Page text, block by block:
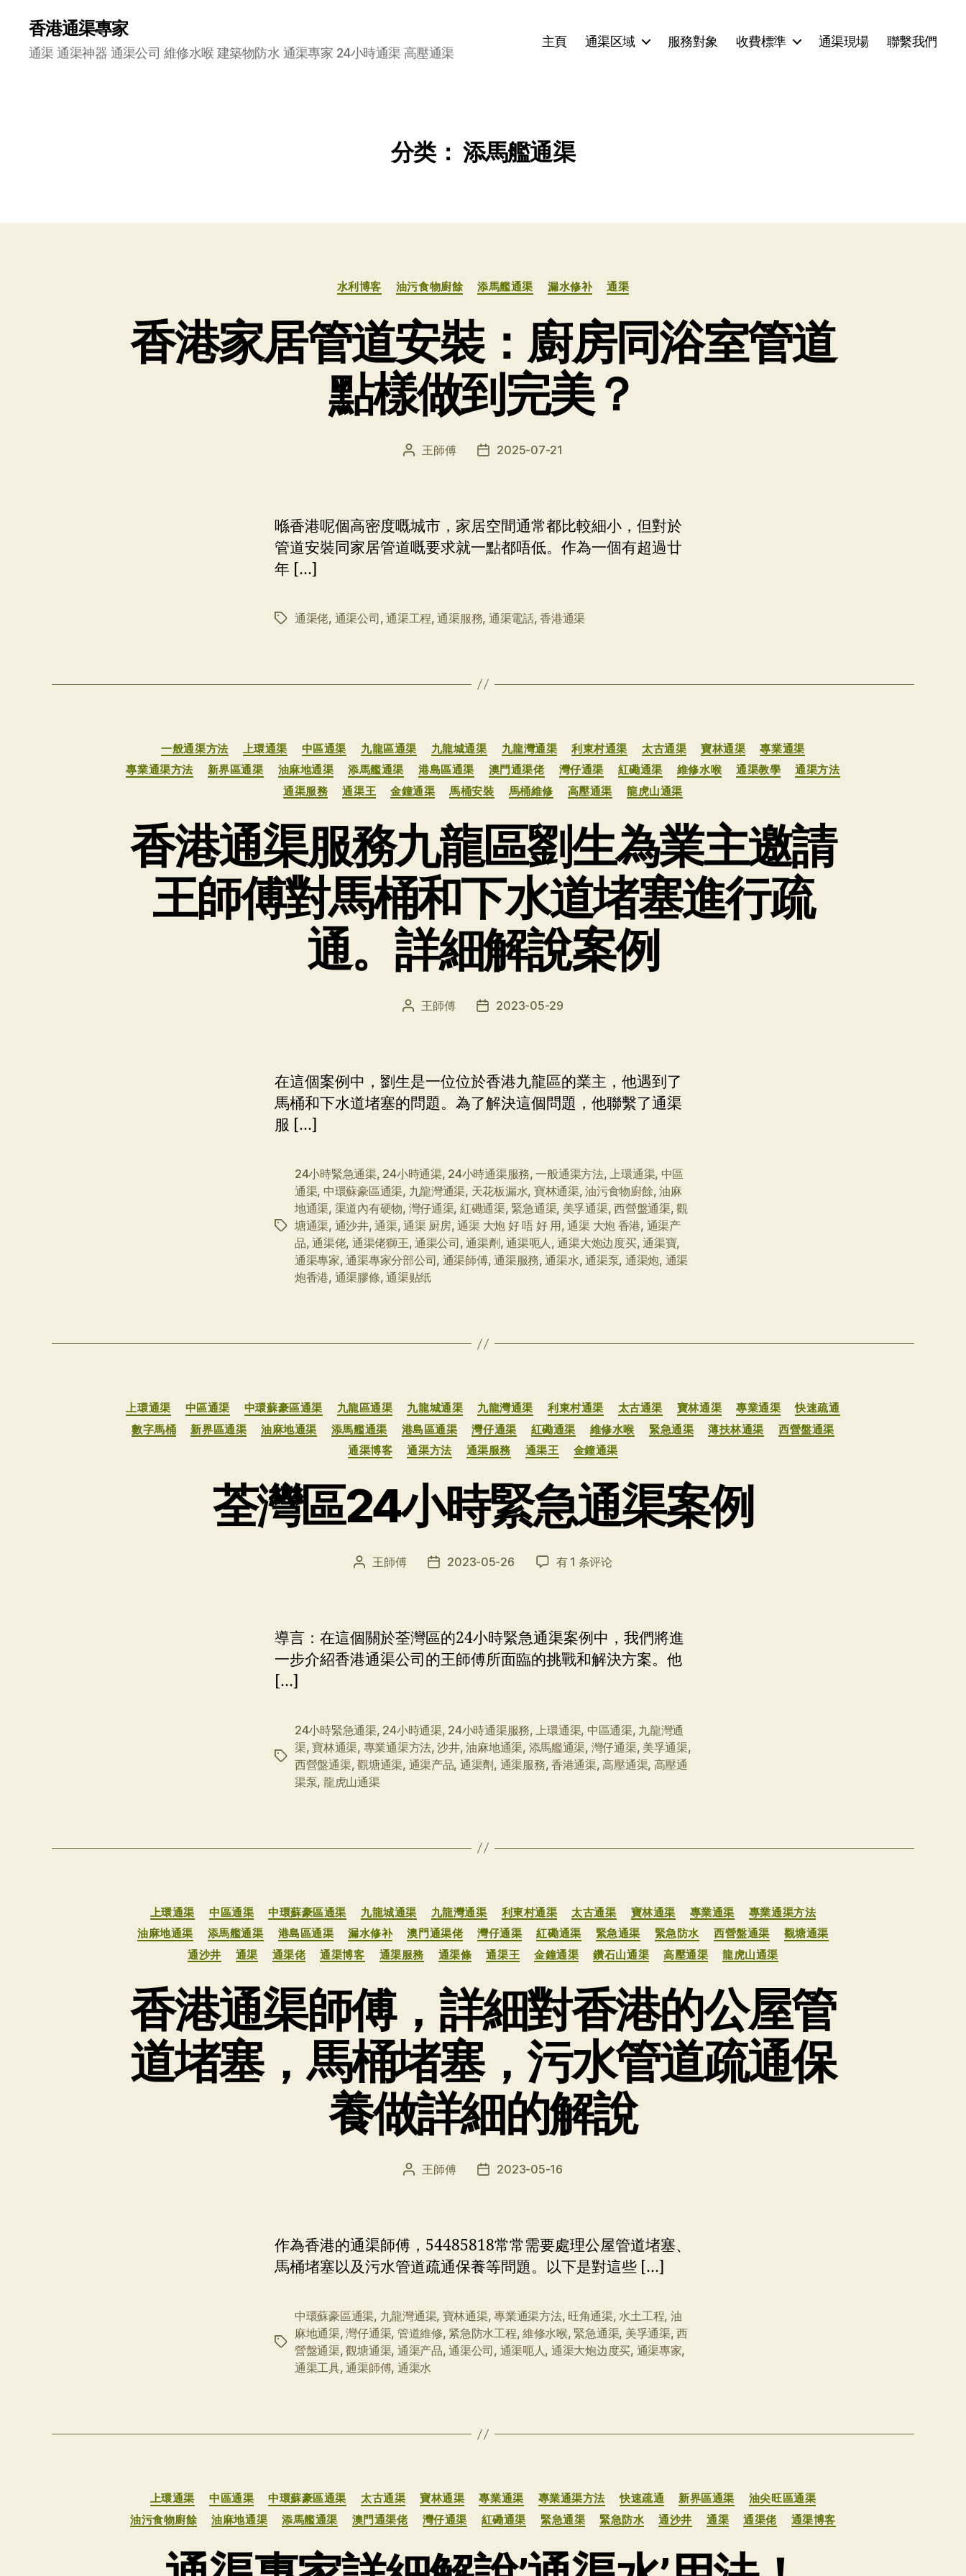
香港通渠專家
通渠 通渠神器 通渠公司 維修水喉 建築物防水 通渠專家 24小時通渠 高壓通渠
主頁 通渠区域 服務對象 收費標準 通渠現場 聯繫我們
分类： 添馬艦通渠
分
类
水利博客 油污食物廚餘 添馬艦通渠 漏水修补 通渠
香港家居管道安裝：廚房同浴室管道
點樣做到完美？
文 王師傅
发 2025-07-21
喺香港呢個高密度嘅城市，家居空間通常都比較細小，但對於
管道安裝同家居管道嘅要求就一點都唔低。作為一個有超過廿
年 […]
标
通渠佬, 通渠公司,通渠工程,通渠服務, 通渠電話,香港通渠
分
类
一般通渠方法 上環通渠 中區通渠 九龍區通渠 九龍城通渠 九龍灣通渠 利東村通渠 太古通渠 寶林通渠
專業通渠
專業通渠方法
新界區通渠 油麻地通渠 添馬艦通渠 港島區通渠 澳門通渠佬 灣仔通渠 紅磡通渠 維修水喉 通渠教學
通渠方法
通渠服務
通渠王 金鐘通渠 馬桶安裝 馬桶維修 高壓通渠 龍虎山通渠
香港通渠服務九龍區劉生為業主邀請
王師傅對馬桶和下水道堵塞進行疏
通。詳細解說案例
文 王師傅
发 2023-05-29
在這個案例中，劉生是一位位於香港九龍區的業主，他遇到了
馬桶和下水道堵塞的問題。為了解決這個問題，他聯繫了通渠
服 […]
标
24小時緊急通渠, 24小時通渠, 24小時通渠服務,一般通渠方法,上環通渠, 中區
通渠, 中環蘇豪區通渠, 九龍灣通渠, 天花板漏水, 寶林通渠,油污食物廚餘,油麻
地通渠, 渠道內有硬物, 灣仔通渠, 紅磡通渠, 緊急通渠, 美孚通渠,西營盤通渠,觀
塘通渠, 通沙井,通渠,通渠 厨房,通渠 大炮 好 唔 好 用,通渠 大炮 香港, 通渠产
品,通渠佬, 通渠佬獅王, 通渠公司,通渠劑,通渠呃人 ,通渠大炮边度买,通渠寶,
通渠專家,通渠專家分部公司, 通渠師傅,通渠服務,通渠水,通渠泵, 通渠炮, 通渠
炮香港, 通渠膠條,通渠贴纸
分
类
上環通渠 中區通渠 中環蘇豪區通渠 九龍區通渠 九龍城通渠 九龍灣通渠 利東村通渠 太古通渠 寶林通渠 專業通渠
快速疏通
數字馬桶
新界區通渠 油麻地通渠 添馬艦通渠 港島區通渠 灣仔通渠 紅磡通渠 維修水喉 緊急通渠 薄扶林通渠
西營盤通渠
通渠博客
通渠方法 通渠服務 通渠王 金鐘通渠
荃灣區24小時緊急通渠案例
文 王師傅
发 2023-05-26
荃
小
時
緊
案
例
有 1 条评论
導言：在這個關於荃灣區的24小時緊急通渠案例中，我們將進
一步介紹香港通渠公司的王師傅所面臨的挑戰和解決方案。他
[…]
标
24小時緊急通渠, 24小時通渠, 24小時通渠服務, 上環通渠, 中區通渠, 九龍灣通
渠,寶林通渠, 專業通渠方法,沙井,油麻地通渠, 添馬艦通渠, 灣仔通渠, 美孚通渠,
西營盤通渠,觀塘通渠, 通渠产品, 通渠劑, 通渠服務, 香港通渠,高壓通渠, 高壓通
渠泵, 龍虎山通渠
分
类
上環通渠 中區通渠 中環蘇豪區通渠 九龍城通渠 九龍灣通渠 利東村通渠 太古通渠 寶林通渠 專業通渠
專業通渠方法
油麻地通渠
添馬艦通渠 港島區通渠 漏水修补 澳門通渠佬 灣仔通渠 紅磡通渠 緊急通渠 緊急防水 西營盤通渠
觀塘通渠
通沙井
通渠 通渠佬 通渠博客 通渠服務 通渠條 通渠王 金鐘通渠 鑽石山通渠 高壓通渠 龍虎山通渠
香港通渠師傅，詳細對香港的公屋管
道堵塞，馬桶堵塞，污水管道疏通保
養做詳細的解說
文 王師傅
发 2023-05-16
作為香港的通渠師傅，54485818常常需要處理公屋管道堵塞、
馬桶堵塞以及污水管道疏通保養等問題。以下是對這些 […]
标
中環蘇豪區通渠, 九龍灣通渠, 寶林通渠,專業通渠方法, 旺角通渠,水土工程, 油
麻地通渠,灣仔通渠, 管道維修, 紧急防水工程,維修水喉, 緊急通渠, 美孚通渠,西
營盤通渠,觀塘通渠, 通渠产品,通渠公司, 通渠呃人, 通渠大炮边度买, 通渠專家,
通渠工具,通渠師傅, 通渠水
分
类
上環通渠 中區通渠 中環蘇豪區通渠 太古通渠 寶林通渠 專業通渠 專業通渠方法 快速疏通 新界區通渠
油尖旺區通渠
油污食物廚餘
油麻地通渠 添馬艦通渠 澳門通渠佬 灣仔通渠 紅磡通渠 緊急通渠 緊急防水 通沙井 通渠 通渠佬 通渠博客